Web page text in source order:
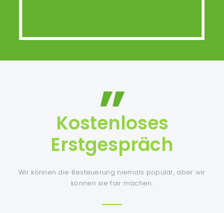
”
Kostenloses
Erstgespräch
Wir können die Besteuerung niemals populär, aber wir
können sie fair machen.